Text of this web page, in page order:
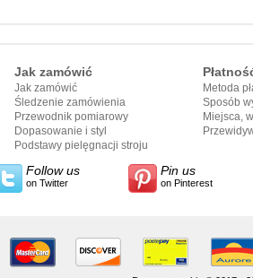
Jak zamówić
Jak zamówić
Śledzenie zamówienia
Przewodnik pomiarowy
Dopasowanie i styl
przewodnika
Podstawy pielęgnacji stroju
Metoda
Sposób
Miejsca,
Follow us
on Twitter
Pin us
on Pinterest